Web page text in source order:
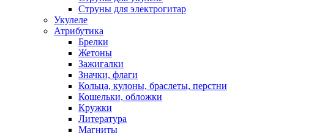
Струны для электрогитар
Укулеле
Атрибутика
Брелки
Жетоны
Зажигалки
Значки, флаги
Кольца, кулоны, браслеты, перстни
Кошельки, обложки
Кружки
Литература
Магниты